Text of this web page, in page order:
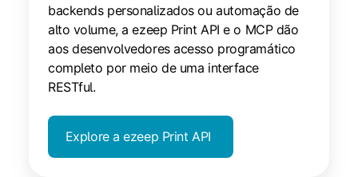
backends personalizados ou automação de
alto volume, a ezeep Print API e o MCP dão
aos desenvolvedores acesso programático
completo por meio de uma interface
RESTful.
Explore a ezeep Print API